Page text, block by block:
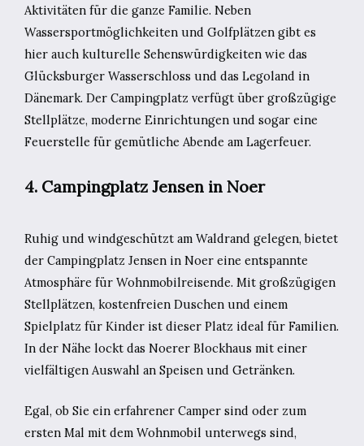
Aktivitäten für die ganze Familie. Neben
Wassersportmöglichkeiten und Golfplätzen gibt es
hier auch kulturelle Sehenswürdigkeiten wie das
Glücksburger Wasserschloss und das Legoland in
Dänemark. Der Campingplatz verfügt über großzügige
Stellplätze, moderne Einrichtungen und sogar eine
Feuerstelle für gemütliche Abende am Lagerfeuer.
4. Campingplatz Jensen in Noer
Ruhig und windgeschützt am Waldrand gelegen, bietet
der Campingplatz Jensen in Noer eine entspannte
Atmosphäre für Wohnmobilreisende. Mit großzügigen
Stellplätzen, kostenfreien Duschen und einem
Spielplatz für Kinder ist dieser Platz ideal für Familien.
In der Nähe lockt das Noerer Blockhaus mit einer
vielfältigen Auswahl an Speisen und Getränken.
Egal, ob Sie ein erfahrener Camper sind oder zum
ersten Mal mit dem Wohnmobil unterwegs sind,